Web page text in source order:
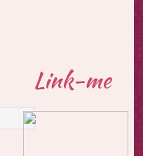
Link-me